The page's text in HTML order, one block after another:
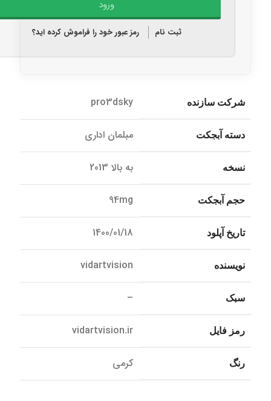
ثبت نام رمز عبور خود را فراموش کرده اید؟
شرکت سازنده pro3dsky
دسته آبجکت مبلمان اداری
نسخه به بالا 2013
حجم آبجکت 94mg
تاریخ آپلود 1400/01/18
نویسنده vidartvision
سبک –
رمز فایل vidartvision.ir
رنگ کرمی